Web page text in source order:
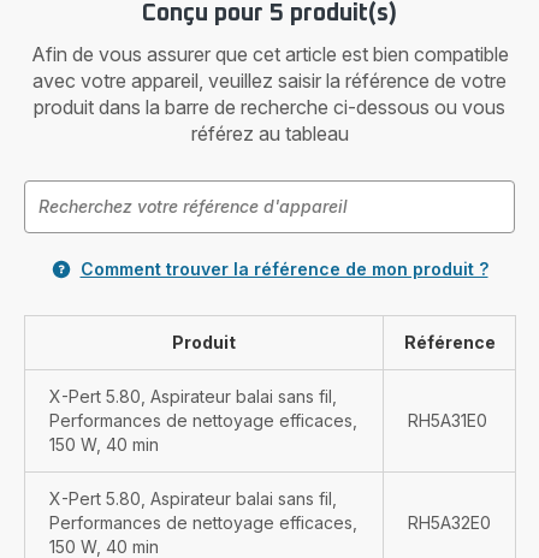
Conçu pour 5 produit(s)
Afin de vous assurer que cet article est bien compatible
avec votre appareil, veuillez saisir la référence de votre
produit dans la barre de recherche ci-dessous ou vous
référez au tableau
Comment trouver la référence de mon produit ?
Produit Référence
X-Pert 5.80, Aspirateur balai sans fil,
Performances de nettoyage efficaces,
150 W, 40 min
RH5A31E0
X-Pert 5.80, Aspirateur balai sans fil,
Performances de nettoyage efficaces,
150 W, 40 min
RH5A32E0